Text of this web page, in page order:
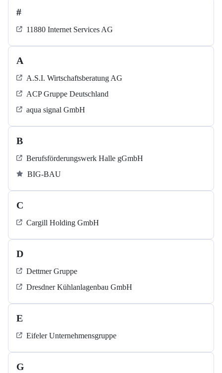
#
11880 Internet Services AG
A
A.S.I. Wirtschaftsberatung AG
ACP Gruppe Deutschland
aqua signal GmbH
B
Berufsförderungswerk Halle gGmbH
BIG-BAU
C
Cargill Holding GmbH
D
Dettmer Gruppe
Dresdner Kühlanlagenbau GmbH
E
Eifeler Unternehmensgruppe
G